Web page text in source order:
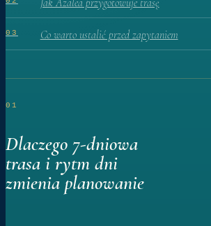
03 Co warto ustalić przed zapytaniem
01
Dlaczego 7-dniowa
trasa i rytm dni
zmienia planowanie